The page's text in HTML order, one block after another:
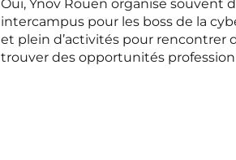
Oui, Ynov Rouen organise souvent
intercampus pour les boss de la
et plein d’activités pour rencontrer
trouver des opportunités